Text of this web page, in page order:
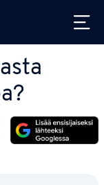
Lin­ke­dI­nis­sä